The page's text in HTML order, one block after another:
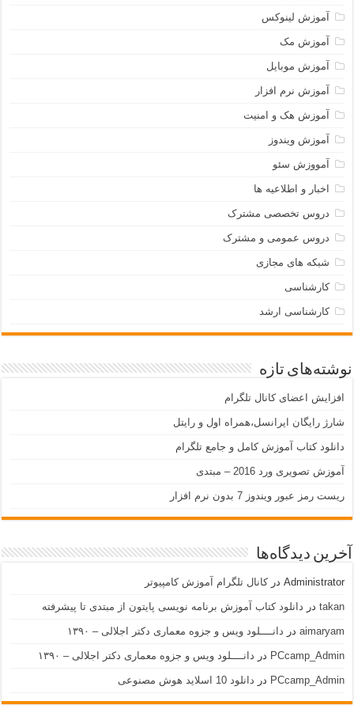
آموزش لینوکس
آموزش مک
آموزش موبایل
آموزش نرم افزار
آموزش هک و امنیت
آموزش ویندوز
آمووزش سئو
اخبار و اطلاعیه ها
دروس تخصصی مشترک
دروس عمومی و مشترک
شبکه های مجازی
کارشناسی
کارشناسی ارشد
نوشته‌های تازه
افزایش اعضای کانال تلگرام
شارژ رایگان ایرانسل،همراه اول و رایتل
دانلود کتاب آموزش کامل و جامع تلگرام
آموزش تصویری ورد 2016 – مبتدی
ریست رمز عبور ویندوز 7 بدون نرم افزار
آخرین دیدگاه‌ها
Administrator درکانال تلگرام آموزش کامپیوتر
takan در دانلود کتاب آموزش برنامه نویسی پایتون از مبتدی تا پیشرفته
aimaryam در دانــــلود ویس و جزوه معماری دکتر اجلالی – ۱۳۹۰
PCcamp_Admin در دانــــلود ویس و جزوه معماری دکتر اجلالی – ۱۳۹۰
PCcamp_Admin در دانلود 10 اسلاید هوش مصنوعی